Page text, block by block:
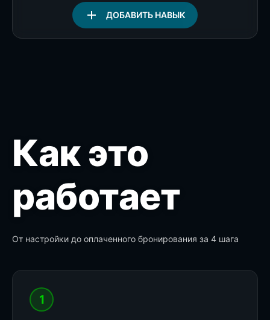
add ДОБАВИТЬ НАВЫК
Как это
работает
От настройки до оплаченного бронирования за 4 шага
1